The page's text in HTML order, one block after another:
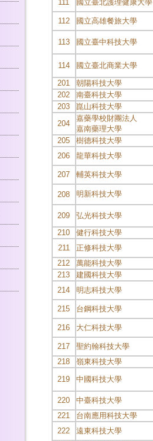
111
國立臺北護理健康大學
112 國立高雄餐旅大學
113 國立臺中科技大學
114
國立臺北商業大學
201
朝陽科技大學
202
南臺科技大學
203
崑山科技大學
204
嘉藥學校財團法人
嘉南藥理大學
205
樹德科技大學
206
龍華科技大學
207 輔英科技大學
208 明新科技大學
209 弘光科技大學
210
健行科技大學
211
正修科技大學
212
萬能科技大學
213
建國科技大學
214
明志科技大學
215 台鋼科技大學
216 大仁科技大學
217 聖約翰科技大學
218
嶺東科技大學
219
中國科技大學
220
中臺科技大學
221
台南應用科技大學
222
遠東科技大學